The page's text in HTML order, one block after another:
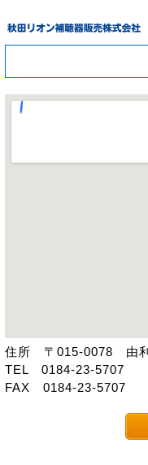
住所 〒015-0078 由利
TEL 0184-23-5707
FAX 0184-23-5707